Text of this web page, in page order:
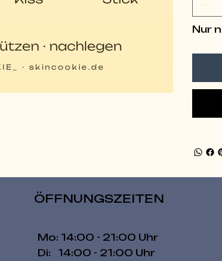
Nur
ÖFFNUNGSZEITEN
Mo: 14:00 - 21:00 Uhr
Di: 14:00 - 21:00 Uhr